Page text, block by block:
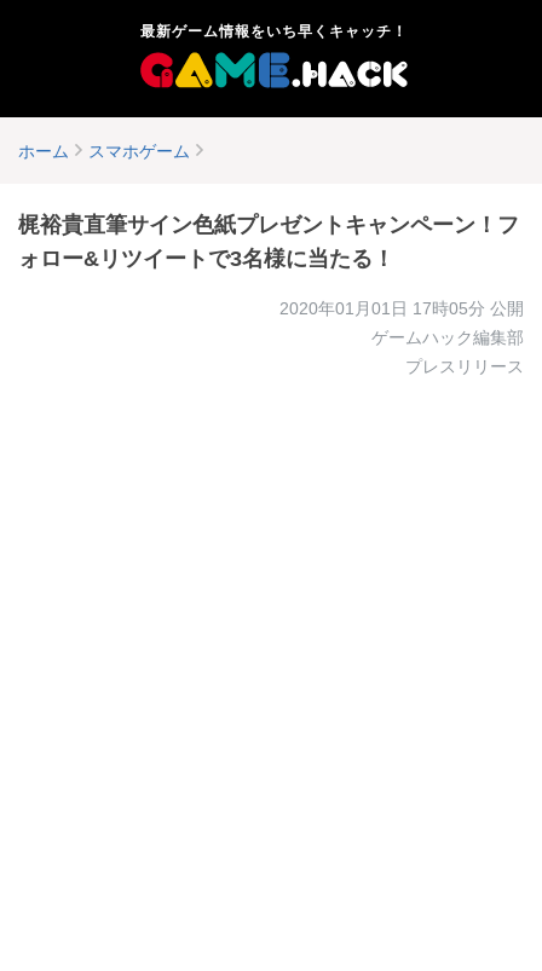
最新ゲーム情報をいち早くキャッチ！
ホーム スマホゲーム
梶裕貴直筆サイン色紙プレゼントキャンペーン！フ
ォロー&リツイートで3名様に当たる！
2020年01月01日 17時05分 公開
ゲームハック編集部
プレスリリース